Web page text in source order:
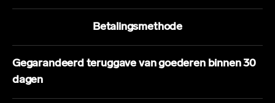
Betalingsmethode
Gegarandeerd teruggave van goederen binnen 30
dagen